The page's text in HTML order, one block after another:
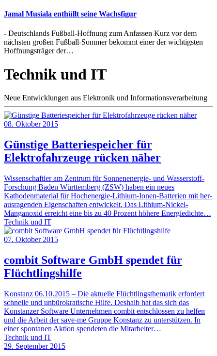
Jamal Musiala enthüllt seine Wachsfigur
- Deutschlands Fußball-Hoffnung zum Anfassen Kurz vor dem
nächsten großen Fußball-Sommer bekommt einer der wichtigsten
Hoffnungsträger der…
Technik und IT
Neue Entwicklungen aus Elektronik und Informationsverarbeitung
08. Oktober 2015
Günstige Batteriespeicher für
Elektrofahrzeuge rücken näher
Wissenschaftler am Zentrum für Sonnenenergie- und Wasserstoff-
Forschung Baden Württemberg (ZSW) haben ein neues
Kathodenmaterial für Hochenergie-Lithium-Ionen-Batterien mit her-
ausragenden Eigenschaften entwickelt. Das Lithium-Nickel-
Manganoxid erreicht eine bis zu 40 Prozent höhere Energiedichte…
Technik und IT
07. Oktober 2015
combit Software GmbH spendet für
Flüchtlingshilfe
Konstanz 06.10.2015 – Die aktuelle Flüchtlingsthematik erfordert
schnelle und unbürokratische Hilfe. Deshalb hat das sich das
Konstanzer Software Unternehmen combit entschlossen zu helfen
und die Arbeit der save-me Gruppe Konstanz zu unterstützen. In
einer spontanen Aktion spendeten die Mitarbeiter…
Technik und IT
29. September 2015